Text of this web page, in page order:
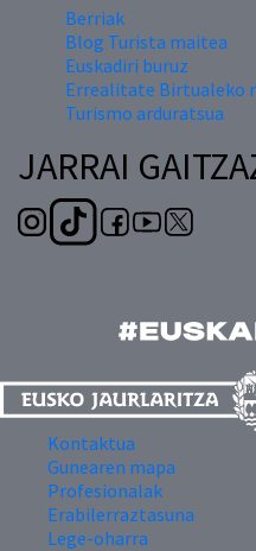
Berriak
Blog Turista maitea
Euskadiri buruz
Errealitate Birtualeko
Turismo arduratsua
JARRAI
Kontaktua
Gunearen mapa
Profesionalak
Erabilerraztasuna
Lege-oharra